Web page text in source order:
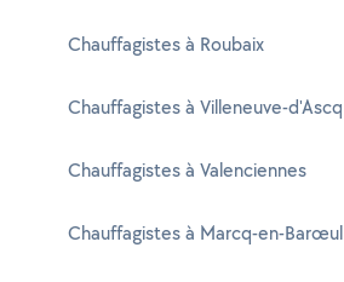
Chauffagistes à Roubaix
Chauffagistes à Villeneuve-d'Ascq
Chauffagistes à Valenciennes
Chauffagistes à Marcq-en-Barœul